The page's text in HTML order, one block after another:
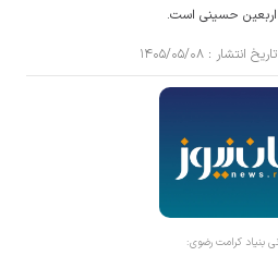
حسینی است.
بنیاد کرامت رضوی: